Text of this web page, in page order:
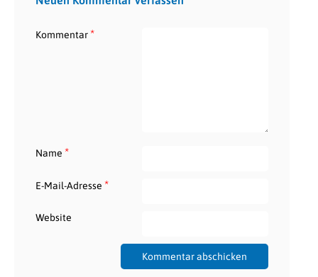
Kommentar*
Name *
E-Mail-Adresse *
Website